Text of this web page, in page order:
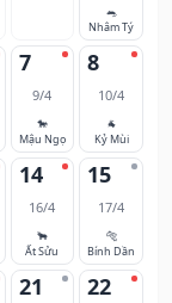
🐀
Nhâm Tý
7
9/4
🐎
Mậu Ngọ
8
10/4
🐐
Kỷ Mùi
14
16/4
🐂
Ất Sửu
15
17/4
🐅
Bính Dần
21 22